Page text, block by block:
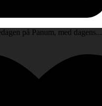
på Panum, med dagens...